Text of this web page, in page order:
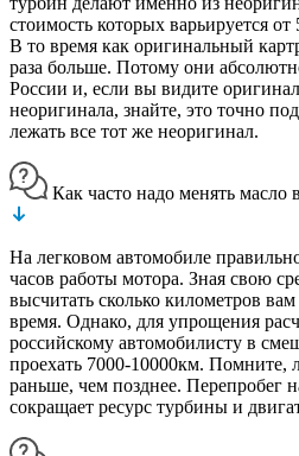
стоимость которых варьируется
В то время как оригинальный
раза больше. Потому они
России и, если вы видите
неоригинала, знайте, это точно
лежать все тот же неоригинал.
Как часто надо менять масло
На легковом автомобиле
часов работы мотора. Зная свою
высчитать сколько километров вам
время. Однако, для упрощения
российскому автомобилисту в
проехать 7000-10000км. Помните,
раньше, чем позднее. Перепробег
сокращает ресурс турбины и